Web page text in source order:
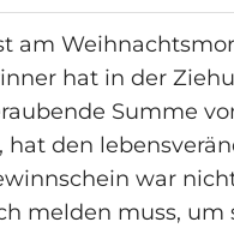
am
hat in der
Summe
den
war
melden muss, um